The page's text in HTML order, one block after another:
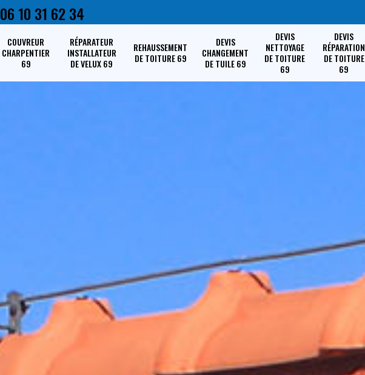
06 10 31 62 34
COUVREUR
CHARPENTIER
69
RÉPARATEUR
INSTALLATEUR
DE VELUX 69
REHAUSSEMENT
DE TOITURE 69
DEVIS
CHANGEMENT
DE TUILE 69
DEVIS
NETTOYAGE
DE TOITURE
69
DEVIS
RÉPARATION
DE TOITURE
69